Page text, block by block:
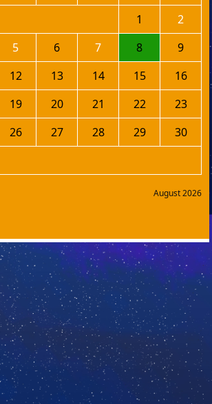
August 2026
1
2
5 6 7 8
9
12 13 14 15
16
19 20 21 22
23
26 27 28 29
30